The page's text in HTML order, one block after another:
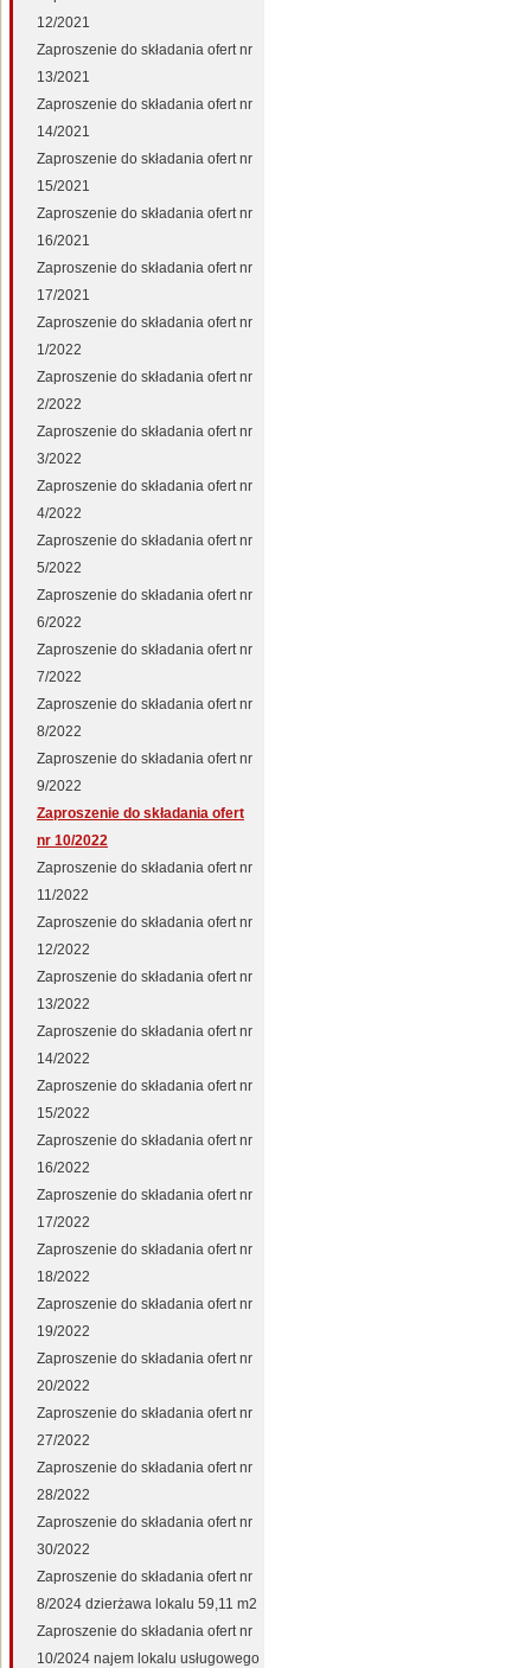
12/2021
Zaproszenie do składania ofert nr
13/2021
Zaproszenie do składania ofert nr
14/2021
Zaproszenie do składania ofert nr
15/2021
Zaproszenie do składania ofert nr
16/2021
Zaproszenie do składania ofert nr
17/2021
Zaproszenie do składania ofert nr
1/2022
Zaproszenie do składania ofert nr
2/2022
Zaproszenie do składania ofert nr
3/2022
Zaproszenie do składania ofert nr
4/2022
Zaproszenie do składania ofert nr
5/2022
Zaproszenie do składania ofert nr
6/2022
Zaproszenie do składania ofert nr
7/2022
Zaproszenie do składania ofert nr
8/2022
Zaproszenie do składania ofert nr
9/2022
Zaproszenie do składania ofert
nr 10/2022
Zaproszenie do składania ofert nr
11/2022
Zaproszenie do składania ofert nr
12/2022
Zaproszenie do składania ofert nr
13/2022
Zaproszenie do składania ofert nr
14/2022
Zaproszenie do składania ofert nr
15/2022
Zaproszenie do składania ofert nr
16/2022
Zaproszenie do składania ofert nr
17/2022
Zaproszenie do składania ofert nr
18/2022
Zaproszenie do składania ofert nr
19/2022
Zaproszenie do składania ofert nr
20/2022
Zaproszenie do składania ofert nr
27/2022
Zaproszenie do składania ofert nr
28/2022
Zaproszenie do składania ofert nr
30/2022
Zaproszenie do składania ofert nr
8/2024 dzierżawa lokalu 59,11 m2
Zaproszenie do składania ofert nr
10/2024 najem lokalu usługowego